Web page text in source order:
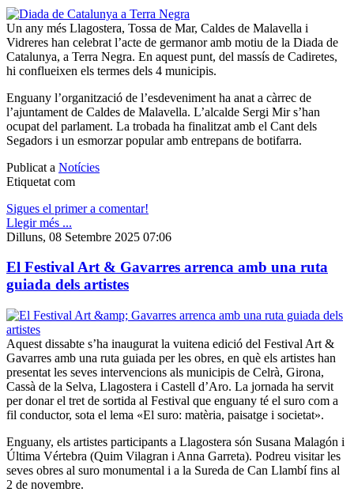
Un any més Llagostera, Tossa de Mar, Caldes de Malavella i
Vidreres han celebrat l’acte de germanor amb motiu de la Diada de
Catalunya, a Terra Negra. En aquest punt, del massís de Cadiretes,
hi conflueixen els termes dels 4 municipis.
Enguany l’organització de l’esdeveniment ha anat a càrrec de
l’ajuntament de Caldes de Malavella. L’alcalde Sergi Mir s’han
ocupat del parlament. La trobada ha finalitzat amb el Cant dels
Segadors i un esmorzar popular amb entrepans de botifarra.
Publicat a Notícies
Etiquetat com
Sigues el primer a comentar!
Llegir més ...
Dilluns, 08 Setembre 2025 07:06
El Festival Art & Gavarres arrenca amb una ruta
guiada dels artistes
Aquest dissabte s’ha inaugurat la vuitena edició del Festival Art &
Gavarres amb una ruta guiada per les obres, en què els artistes han
presentat les seves intervencions als municipis de Celrà, Girona,
Cassà de la Selva, Llagostera i Castell d’Aro. La jornada ha servit
per donar el tret de sortida al Festival que enguany té el suro com a
fil conductor, sota el lema «El suro: matèria, paisatge i societat».
Enguany, els artistes participants a Llagostera són Susana Malagón i
Última Vértebra (Quim Vilagran i Anna Garreta). Podreu visitar les
seves obres al suro monumental i a la Sureda de Can Llambí fins al
2 de novembre.